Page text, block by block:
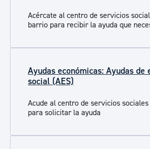
Acércate al centro de servicios
barrio para recibir la ayuda que
Ayudas económicas: Ayudas de
social (AES)
Acude al centro de servicios
para solicitar la ayuda